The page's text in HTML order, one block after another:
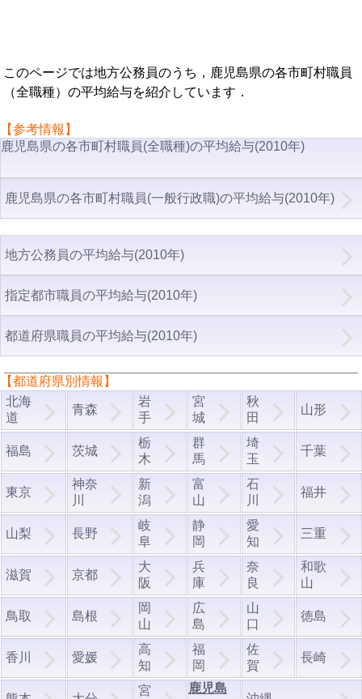
このページでは地方公務員のうち，鹿児島県の各市町村職員
（全職種）の平均給与を紹介しています．
【参考情報】
鹿児島県の各市町村職員(全職種)の平均給与(2010年)
鹿児島県の各市町村職員(一般行政職)の平均給与(2010年)
地方公務員の平均給与(2010年)
指定都市職員の平均給与(2010年)
都道府県職員の平均給与(2010年)
【都道府県別情報】
北海
道
青森
岩
手
宮
城
秋
田
山形
福島 茨城
栃
木
群
馬
埼
玉
千葉
東京
神奈
川
新
潟
富
山
石
川
福井
山梨 長野
岐
阜
静
岡
愛
知
三重
滋賀 京都
大
阪
兵
庫
奈
良
和歌
山
鳥取 島根
岡
山
広
島
山
口
徳島
香川 愛媛
高
知
福
岡
佐
賀
長崎
宮
鹿児島